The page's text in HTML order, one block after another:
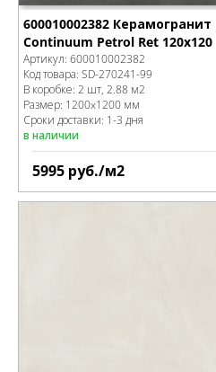
600010002382
Continuum Petrol Ret 120x120
Артикул: 600010002382
Код товара: SD-270241-99
В коробке: 2 шт, 2.88 м2
Размер: 1200x1200 мм
Сроки доставки: 1-3 дня
в наличии
5995 руб./м2